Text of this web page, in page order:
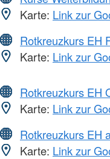
Karte: Link zur
Rotkreuzkurs EH
Karte: Link zur
Rotkreuzkurs EH
Karte: Link zur
Rotkreuzkurs EH
Karte: Link zur